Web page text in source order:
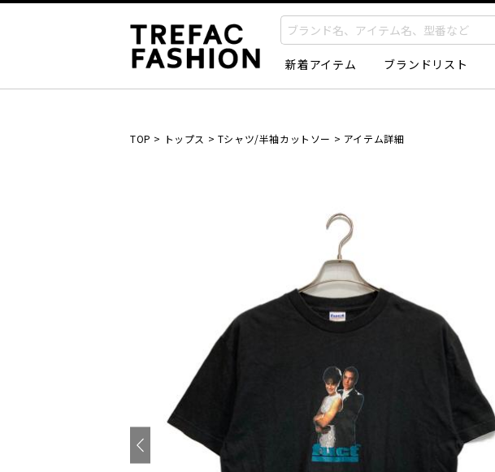
新着アイテム ブランドリスト
TOP > トップス > Tシャツ/半袖カットソー > アイテム詳細